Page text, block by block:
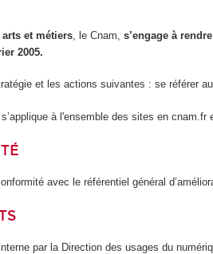
et métiers , le Cnam,s’engage à
2005.
et les actions suivantes : se référer
à l'ensemble des sites en cnam.fr
avec le référentiel général
par la Direction des usages du